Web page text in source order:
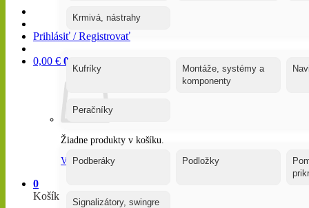
Prihlásiť / Registrovať
0,00 € 0
Žiadne produkty v košíku.
Vrátiť sa do obchodu
0
Košík
Krmivá, nástrahy
Kufríky
Montáže, systémy a
komponenty
Peračníky
Podberáky Podložky
Signalizátory, swingre